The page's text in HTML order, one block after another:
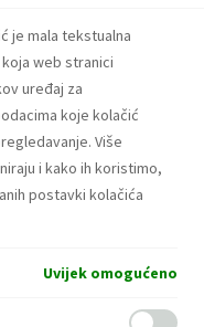
je mala tekstualna
web stranici
uređaj za
koje kolačić
Više
i kako ih koristimo,
postavki kolačića
Uvijek omogućeno